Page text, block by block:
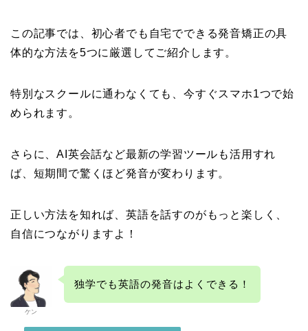
この記事では、初心者でも自宅でできる発音矯正の具
体的な方法を5つに厳選してご紹介します。
特別なスクールに通わなくても、今すぐスマホ1つで始
められます。
さらに、AI英会話など最新の学習ツールも活用すれ
ば、短期間で驚くほど発音が変わります。
正しい方法を知れば、英語を話すのがもっと楽しく、
自信につながりますよ！
ケン
独学でも英語の発音はよくできる！